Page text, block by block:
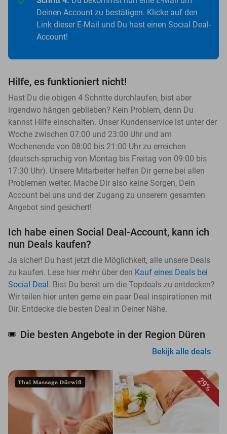
Deinen Account zu bestätigen. Klicke auf den
Link dieser E-Mail und Du hast einen Social Deal-
Account!
Hilfe, es funktioniert nicht!
Hast Du die obigen 4 Schritte durchlaufen, bist aber
irgendwo hängen geblieben? Kein Problem, denn Du
kannst Hilfe einschalten. Unser Kundenservice ist unter der
Woche zwischen 07:00 und 23:00 Uhr und am
Wochenende von 08:00 bis 21:00 Uhr zu erreichen
(deutsch-sprachig von Montag bis Freitag von 09:00 bis
17:30 Uhr). Unsere Mitarbeiter helfen Dir gerne bei allen
Problemen weiter. Mache Dir also keine Sorgen, Dein
Account bei uns und der Zugang zu unserem gesamten
Angebot sind gesichert!
Ich habe einen Social Deal-Account, kann ich
nun Deals kaufen?
Ja sicher! Du hast jetzt die Möglichkeit, alle unsere Deals
zu kaufen. Lese hier mehr über den Kauf eines Deals bei
Social Deal. Bist Du bereit um die Topdeals zu entdecken?
Wir teilen hier unten gerne ein paar Deal inspirationen mit
Dir. Entdecke die besten Deal in Deiner Nähe.
🎟️ Die besten Angebote in der Region Düren
Bekijk alle deals
29%